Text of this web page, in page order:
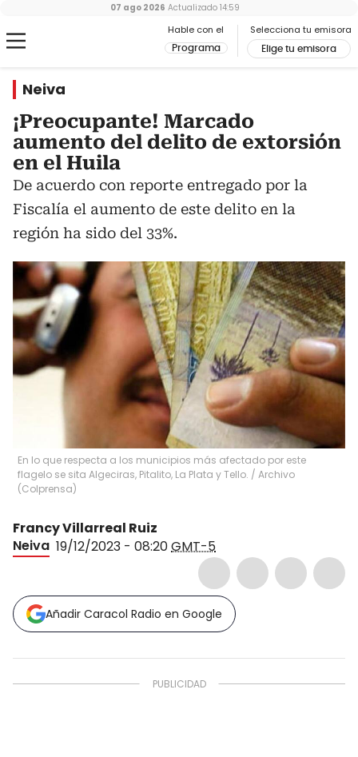
Hable con el
Programa
Selecciona tu emisora
Elige tu emisora
07 ago 2026 Actualizado 14:59
Neiva
¡Preocupante! Marcado
aumento del delito de extorsión
en el Huila
De acuerdo con reporte entregado por la
Fiscalía el aumento de este delito en la
región ha sido del 33%.
En lo que respecta a los municipios más afectado por este
flagelo se sita Algeciras, Pitalito, La Plata y Tello. / Archivo
(Colprensa)
Francy Villarreal Ruiz
Neiva 19/12/2023 - 08:20GMT-5
Añadir Caracol Radio en Google